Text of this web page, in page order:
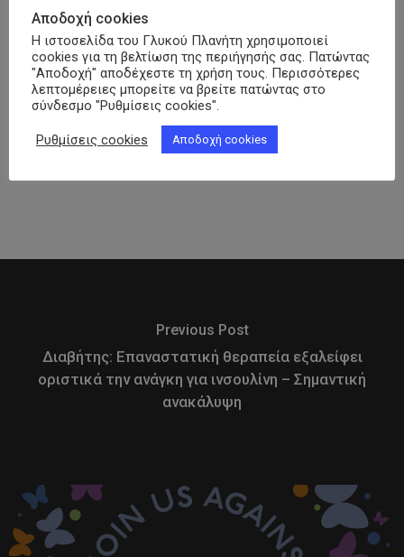
29 Ιουνίου, 2026
150 χρόνια Lilly και 32 χρόνια
Φαρμασέρβ-Λίλλυ: Eπετειακή
εκδήλωση – Εκπροσωπήθηκε και η
ΠΟΣΣΑΣΔΙΑ
Previous Post
Διαβήτης: Επαναστατική θεραπεία εξαλείφει
οριστικά την ανάγκη για ινσουλίνη – Σημαντική
ανακάλυψη
Αποδοχή cookies
Η ιστοσελίδα του Γλυκού Πλανήτη χρησιμοποιεί
cookies για τη βελτίωση της περιήγησής σας. Πατώντας
"Αποδοχή" αποδέχεστε τη χρήση τους. Περισσότερες
λεπτομέρειες μπορείτε να βρείτε πατώντας στο
σύνδεσμο "Ρυθμίσεις cookies".
Ρυθμίσεις cookies Αποδοχή cookies